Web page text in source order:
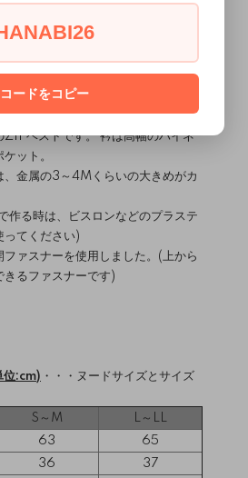
ムの単品販売★
ZIPベストです。 衿は高幅のハイネ
ット。
、金属の3～4Mくらいの大きめがカ
作る時は、ビスロンなどのプラステ
ってください)
ァスナーを使用しました。(上から
きるファスナーです)
位:cm) ・・・ ヌードサイズとサイズ
S～M
L～LL
63
65
36
37
コードをコピー